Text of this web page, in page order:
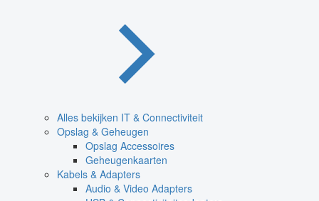
Alles bekijken IT & Connectiviteit
Opslag & Geheugen
Opslag Accessoires
Geheugenkaarten
Kabels & Adapters
Audio & Video Adapters